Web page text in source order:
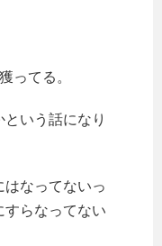
ってる。
いう話になり
なってないっ
すらなってない